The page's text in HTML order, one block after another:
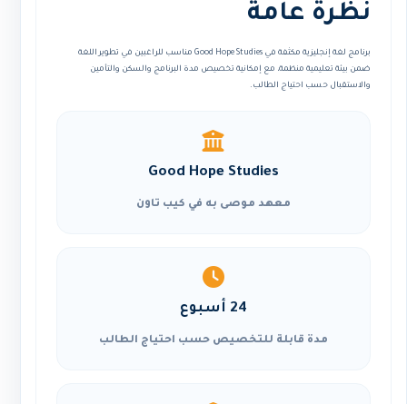
نظرة عامة
برنامج لغة إنجليزية مكثفة في Good Hope Studies مناسب للراغبين في تطوير اللغة
ضمن بيئة تعليمية منظمة، مع إمكانية تخصيص مدة البرنامج والسكن والتأمين
والاستقبال حسب احتياج الطالب.
Good Hope Studies
معهد موصى به في كيب تاون
24 أسبوع
مدة قابلة للتخصيص حسب احتياج الطالب